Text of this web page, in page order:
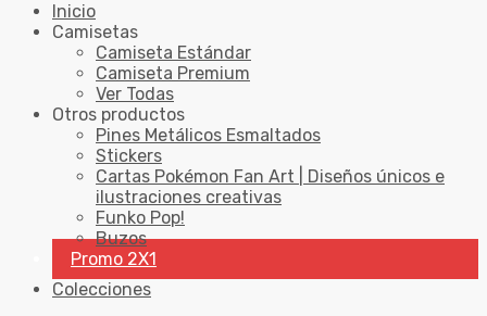
Inicio
Camisetas
Camiseta Estándar
Camiseta Premium
Ver Todas
Otros productos
Pines Metálicos Esmaltados
Stickers
Cartas Pokémon Fan Art | Diseños únicos e
ilustraciones creativas
Funko Pop!
Buzos
Promo 2X1
Colecciones